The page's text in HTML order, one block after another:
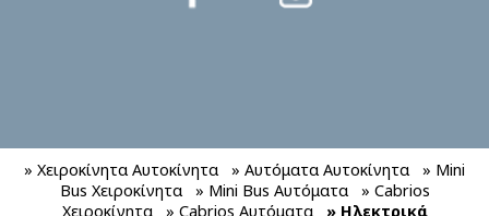
» Χειροκίνητα Αυτοκίνητα » Αυτόματα Αυτοκίνητα
» Mini
Bus Χειροκίνητα
» Mini Bus Αυτόματα
» Cabrios
Χειροκίνητα
» Cabrios Αυτόματα
» Ηλεκτρικά